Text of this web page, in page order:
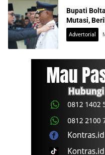
Bupati
Mutasi,
Advertorial